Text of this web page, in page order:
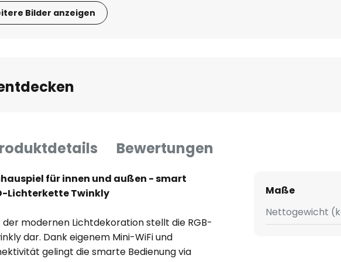
Bilder anzeigen
Bewertungen
für innen und außen - smart
Lichterkette Twinkly
der modernen Lichtdekoration stellt die RGB-
dar. Dank eigenem Mini-WiFi und
gelingt die smarte Bedienung via
Maße
Nettogewicht